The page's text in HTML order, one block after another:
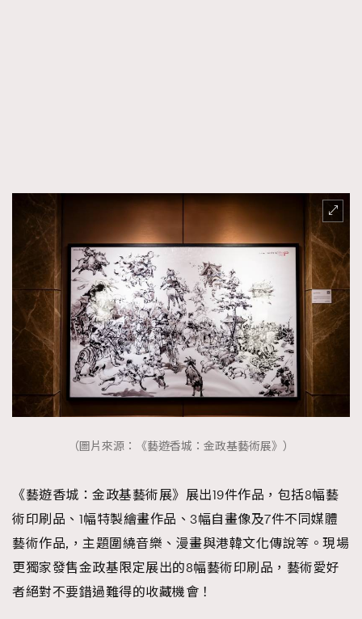
（圖片來源：《藝遊香城：金政基藝術展》）
《藝遊香城：金政基藝術展》展出19件作品，包括8幅藝
術印刷品、1幅特製繪畫作品、3幅自畫像及7件不同媒體
藝術作品,，主題圍繞音樂、漫畫與港韓文化傳說等。現場
更獨家發售金政基限定展出的8幅藝術印刷品，藝術愛好
者絕對不要錯過難得的收藏機會！